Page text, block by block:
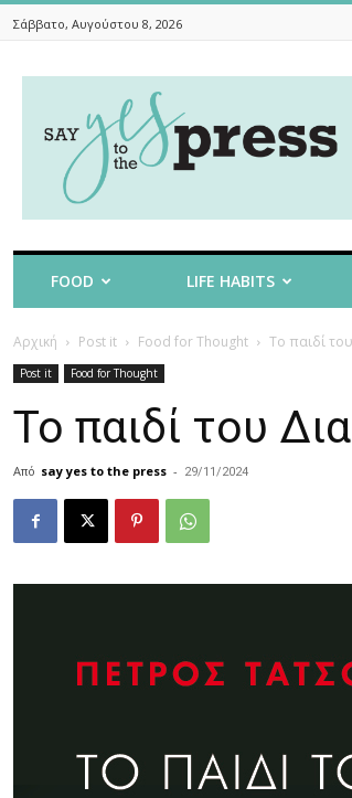
Σάββατο, Αυγούστου 8, 2026
To
The
FOOD LIFE HABITS
Αρχική Post it Food for Thought Το παιδί
Post it Food for Thought
Το παιδί του
Από say yes to the press - 29/11/2024